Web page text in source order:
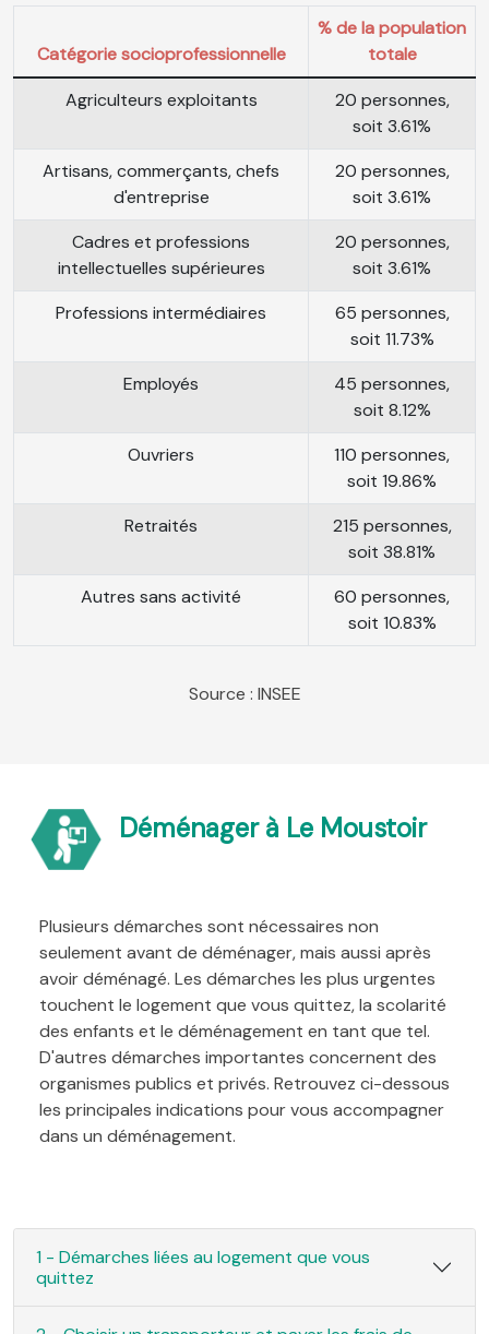
Catégorie socioprofessionnelle
% de la population
totale
Agriculteurs exploitants
20 personnes,
soit 3.61%
Artisans, commerçants, chefs
d'entreprise
20 personnes,
soit 3.61%
Cadres et professions
intellectuelles supérieures
20 personnes,
soit 3.61%
Professions intermédiaires
65 personnes,
soit 11.73%
Employés
45 personnes,
soit 8.12%
Ouvriers
110 personnes,
soit 19.86%
Retraités
215 personnes,
soit 38.81%
Autres sans activité
60 personnes,
soit 10.83%
Source : INSEE
Déménager à Le Moustoir
Plusieurs démarches sont nécessaires non
seulement avant de déménager, mais aussi après
avoir déménagé. Les démarches les plus urgentes
touchent le logement que vous quittez, la scolarité
des enfants et le déménagement en tant que tel.
D'autres démarches importantes concernent des
organismes publics et privés. Retrouvez ci-dessous
les principales indications pour vous accompagner
dans un déménagement.
1 - Démarches liées au logement que vous
quittez